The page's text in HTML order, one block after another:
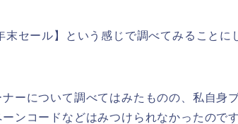
セール】という感じで調べてみることに
ーについて調べてはみたものの、私自身
ンコードなどはみつけられなかったのです